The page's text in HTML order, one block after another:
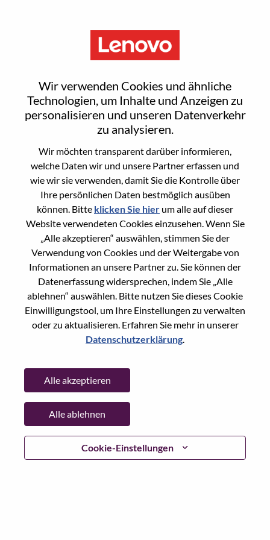
Wir verwenden Cookies und ähnliche
Technologien, um Inhalte und Anzeigen zu
personalisieren und unseren Datenverkehr
zu analysieren.
Wir möchten transparent darüber informieren,
welche Daten wir und unsere Partner erfassen und
wie wir sie verwenden, damit Sie die Kontrolle über
Ihre persönlichen Daten bestmöglich ausüben
können. Bitte klicken Sie hier um alle auf dieser
Website verwendeten Cookies einzusehen. Wenn Sie
„Alle akzeptieren“ auswählen, stimmen Sie der
Verwendung von Cookies und der Weitergabe von
Informationen an unsere Partner zu. Sie können der
Datenerfassung widersprechen, indem Sie „Alle
ablehnen“ auswählen. Bitte nutzen Sie dieses Cookie
Einwilligungstool, um Ihre Einstellungen zu verwalten
oder zu aktualisieren. Erfahren Sie mehr in unserer
Datenschutzerklärung.
Cookie-Einstellungen
Alle akzeptieren
Alle ablehnen
Reset password
Are you sure you want to reset your
Enter the email address associated with your
account, then click "Continue".
We will email you a link to reset your
password.
E-mail*
Continue
Go Back